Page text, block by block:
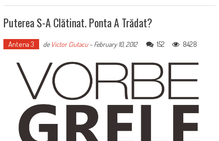
Puterea S-A Clătinat. Ponta A Trădat?
Antena 3 de Victor Ciutacu- February 10, 2012 152 8428